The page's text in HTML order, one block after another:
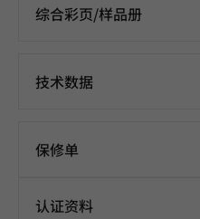
综合彩页/样品册
技术数据
保修单
认证资料